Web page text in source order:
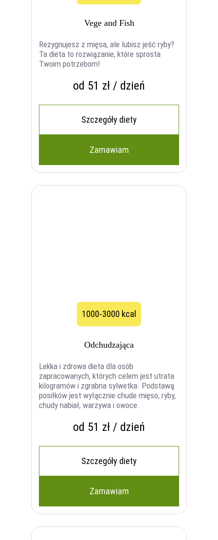
Vege and Fish
Rezygnujesz z mięsa, ale lubisz jeść ryby?
Ta dieta to rozwiązanie, które sprosta
Twoim potrzebom!
od 51 zł / dzień
Szczegóły diety
Zamawiam
1000-3000 kcal
Odchudzająca
Lekka i zdrowa dieta dla osób
zapracowanych, których celem jest utrata
kilogramów i zgrabna sylwetka. Podstawą
posiłków jest wyłącznie chude mięso, ryby,
chudy nabiał, warzywa i owoce.
od 51 zł / dzień
Szczegóły diety
Zamawiam